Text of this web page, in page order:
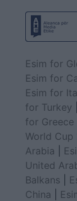
Esim for
Esim for
Esim for
for Turkey
for Greece
World Cup
Arabia
United
Balkans
China